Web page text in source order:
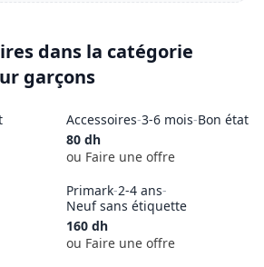
dans la catégorie
garçons
Accessoires-3-6 mois-Bon état
80 dh
ou Faire une offre
Primark-2-4 ans-
Neuf sans étiquette
160 dh
ou Faire une offre